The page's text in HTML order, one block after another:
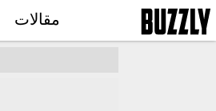
مقالات